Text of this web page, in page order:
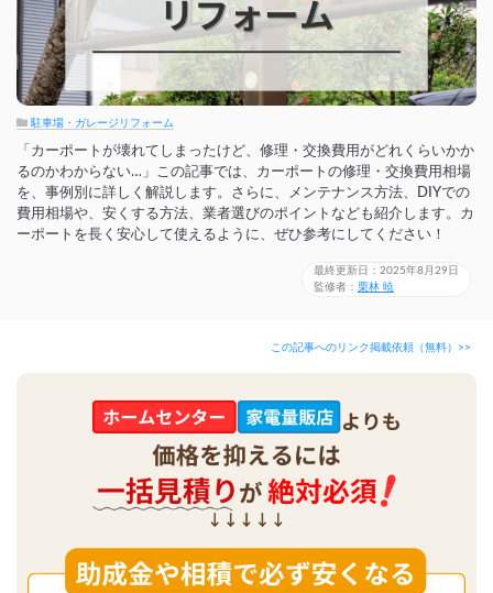
駐車場・ガレージリフォーム
「カーポートが壊れてしまったけど、修理・交換費用がどれくらいかか
るのかわからない…」この記事では、カーポートの修理・交換費用相場
を、事例別に詳しく解説します。さらに、メンテナンス方法、DIYでの
費用相場や、安くする方法、業者選びのポイントなども紹介します。カ
ーポートを長く安心して使えるように、ぜひ参考にしてください！
最終更新日：2025年8月29日
監修者： 栗林 暁
この記事へのリンク掲載依頼（無料）>>